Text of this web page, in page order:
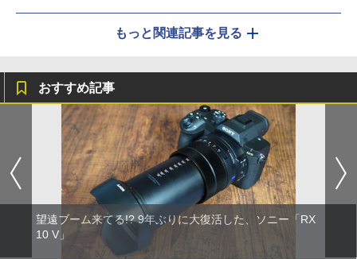
もっと関連記事を見る
おすすめ記事
望遠ブーム来てる!? 9年ぶりに大復活した、ソニー「RX
10 V」